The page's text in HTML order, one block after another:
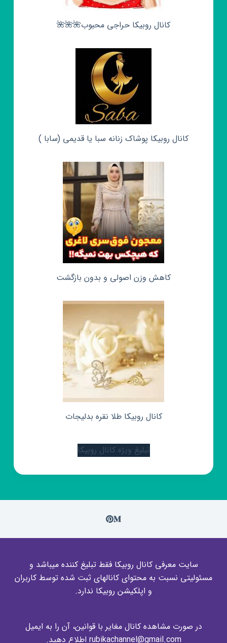
کانال روبیکا حراجی محبوب🌺🌺🌺
کانال روبیکا پوشاک زنانه سبا یا قدیمی (سابا )
کاهش وزن اصولی و بدون بازگشت
کانال روبیکا طلا نقره بدلیجات
تبلیغ ویژه کانال روبیکا
سایت معرفی کانال روبیکا فقط تبلیغ کننده میباشد و
مسئولیتی نسبت به محتوای کانالهای ثبت شده توسط کاربران
و اپلکیشن روبیکا ندارد.
در صورت مشاهده کانال مغایر با قوانین، آن را به ایمیل
rubikachannel@gmail.com اطلاع دهید.